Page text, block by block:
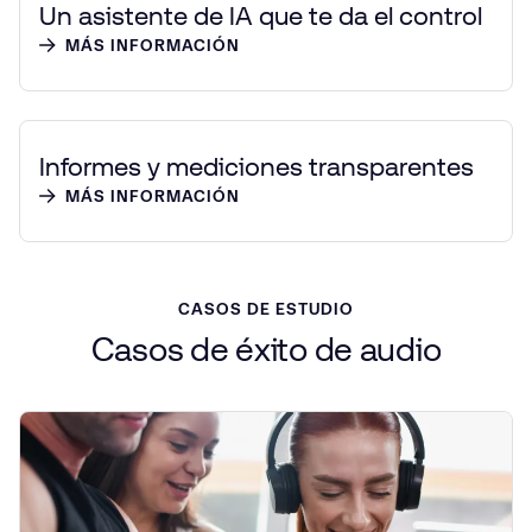
Un asistente de IA que te da el control
MÁS INFORMACIÓN
Informes y mediciones transparentes
MÁS INFORMACIÓN
CASOS DE ESTUDIO
Casos de éxito de audio